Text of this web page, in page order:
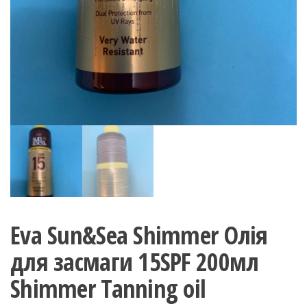
Eva Sun&Sea Shimmer Олія
для засмаги 15SPF 200мл
Shimmer Tanning oil